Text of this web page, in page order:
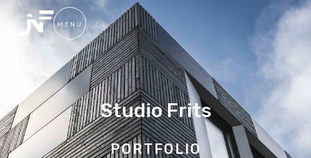
MENU
SLUIT
Studio Frits
PORTFOLIO